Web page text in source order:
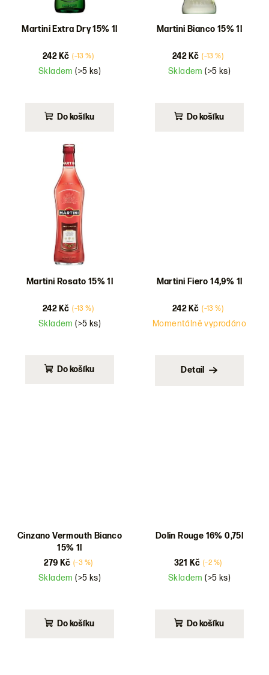
Martini Extra Dry 15% 1l
242 Kč (–13 %)
Skladem(>5 ks)
Do košíku
Martini Bianco 15% 1l
242 Kč (–13 %)
Skladem(>5 ks)
Do košíku
Martini Rosato 15% 1l
242 Kč (–13 %)
Skladem(>5 ks)
Do košíku
Martini Fiero 14,9% 1l
242 Kč (–13 %)
Momentálně vyprodáno
Detail
Cinzano Vermouth Bianco
15% 1l
279 Kč (–3 %)
Skladem(>5 ks)
Do košíku
Dolin Rouge 16% 0,75l
321 Kč (–2 %)
Skladem(>5 ks)
Do košíku